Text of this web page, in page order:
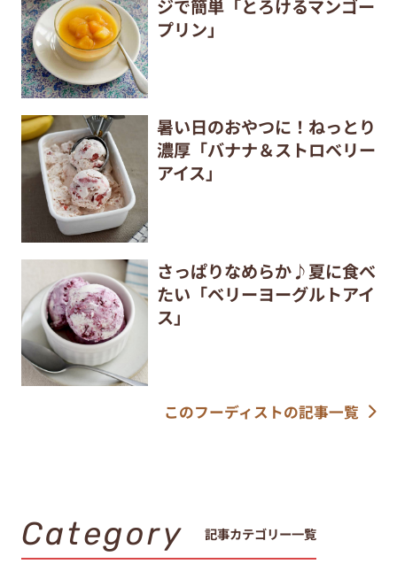
ジで簡単「とろけるマンゴー
プリン」
暑い日のおやつに！ねっとり
濃厚「バナナ＆ストロベリー
アイス」
さっぱりなめらか♪夏に食べ
たい「ベリーヨーグルトアイ
ス」
このフーディストの記事一覧
Category 記事カテゴリー一覧